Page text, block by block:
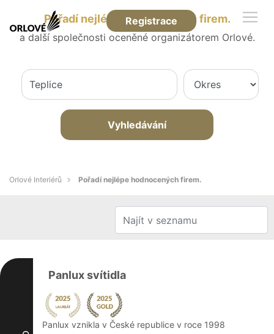
Registrace
Pořadí nejlépe hodnocených firem.
a další společnosti oceněné organizátorem Orlové.
Vyhledávání
Orlové Interiérů Pořadí nejlépe hodnocených firem.
Panlux svítidla
Panlux vznikla v České republice v roce 1998